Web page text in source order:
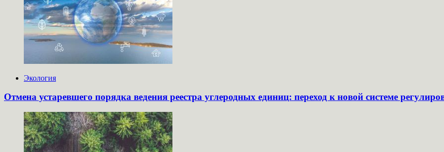
Экология
Отмена устаревшего порядка ведения реестра углеродных единиц: переход к новой системе